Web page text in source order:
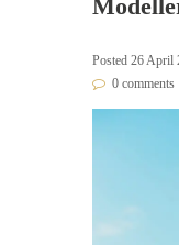
Posted 26 April
0 comments